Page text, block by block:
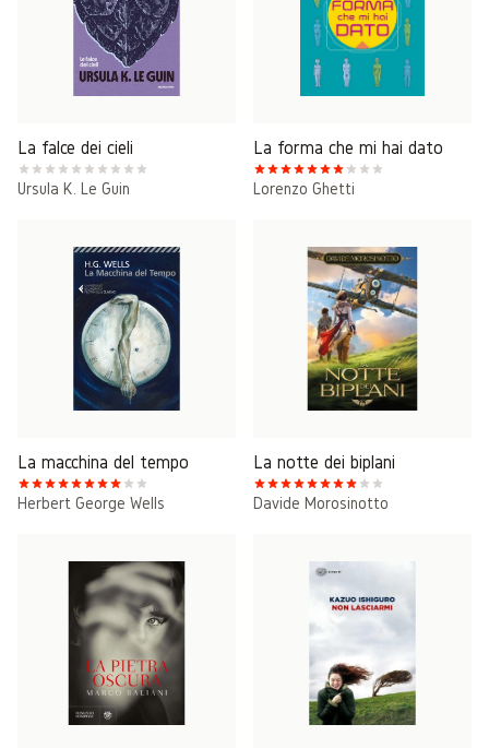
La falce dei cieli
Ursula K. Le Guin
La forma che mi hai dato
Lorenzo Ghetti
La macchina del tempo
Herbert George Wells
La notte dei biplani
Davide Morosinotto